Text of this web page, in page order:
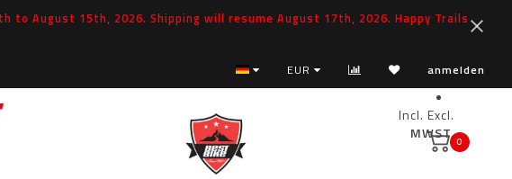
to August 15th, 2026. Shipping will resume August 17th, 2026. Happy Trails
EUR anmelden
Incl. Excl.
MWST.0